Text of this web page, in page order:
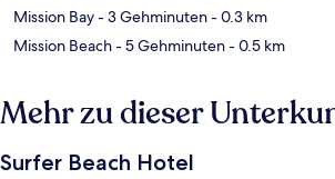
Mission Bay- 3 Gehminuten- 0.3 km
Mission Beach- 5 Gehminuten- 0.5 km
Mehr zu dieser
Surfer Beach Hotel